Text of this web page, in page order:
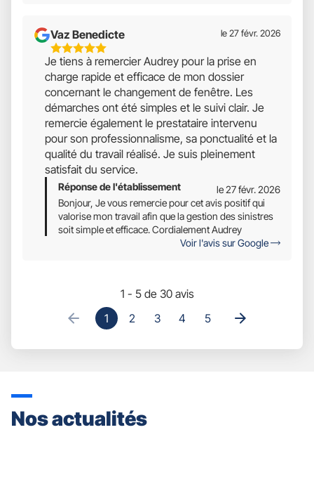
Vaz Benedicte
5
Étoiles
Sur
5
le 27 févr. 2026
Je tiens à remercier Audrey pour la prise en
charge rapide et efficace de mon dossier
concernant le changement de fenêtre. Les
démarches ont été simples et le suivi clair. Je
remercie également le prestataire intervenu
pour son professionnalisme, sa ponctualité et la
qualité du travail réalisé. Je suis pleinement
satisfait du service.
Réponse de l'établissement
le 27 févr. 2026
Bonjour, Je vous remercie pour cet avis positif qui
valorise mon travail afin que la gestion des sinistres
soit simple et efficace. Cordialement Audrey
Voir l'avis sur Google
1 - 5 de 30 avis
1
2 3 4 5
Nos actualités